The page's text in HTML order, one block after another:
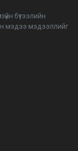
даяар шууд
2026 оны
21-нд болно
санаачилж,
бүтээлийн
мэдээ мэдээллийг